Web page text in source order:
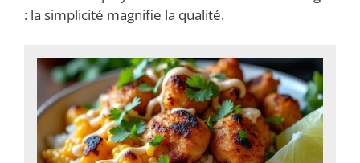
: la simplicité magnifie la qualité.